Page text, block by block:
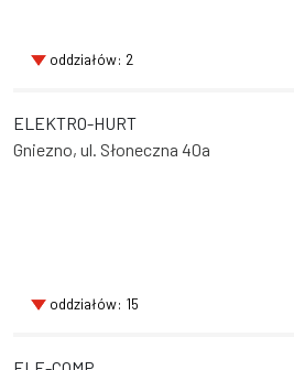
oddziałów: 2
ELEKTRO-HURT
Gniezno, ul. Słoneczna 40a
oddziałów: 15